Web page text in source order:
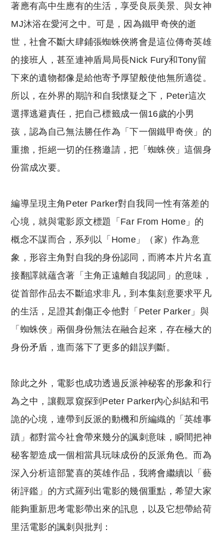
著應有高中生應有的生活，享受良辰美景、與女神
MJ沐浴在愛河之中。可是，因為鐵甲奇俠的逝
世，社會不斷大肆鋪張蜘蛛俠將會是這位傳奇英雄
的接班人，甚至連神盾局局長Nick Fury和Tony留
下來的遺物都像是給他寄予厚望般使他無所適從。
所以，在外界的期許和自我懷疑之下，Peter這次
選擇逃避責任，把自己標籤成一個16歲的小男
孩，認為自己無法勝任作為「下一個鐵甲奇俠」的
重擔，拒絕一切的任務邀請，把「蜘蛛俠」這個身
份當成次要。
編導呈現主角Peter Parker對自我同一性有落差的
心境，就與電影原文標題「Far From Home」的
概念不謀而合，系列以「Home」（家）作為意
象，形容主角對自我的身份認同，而將本片片名直
接翻譯就蘊含著「主角正遠離自我認同」的意味，
從首部作品去不斷追求非凡，到本集刻意要求平凡
的生活，足證其創傷正令他對「Peter Parker」與
「蜘蛛俠」兩個身份無法在融合起來，存在極大的
身份矛盾，進而落下了更多的錯誤判斷。
除此之外，電影也成功透過反派神秘客的形象和行
為之中，讓觀眾窺探到Peter Parker內心糾結和弔
詭的心境，連帶到反派的動機和所編織的「英雄事
蹟」都對當今社會帶來幾分的諷刺意味，瞬間把神
秘客塑造成一個相當具玩味成份的反派角色。而為
深入分析這部驚喜的英雄作品，我將會繼續以「藝
術評鑑」的方式羅列出電影的幾個重點，希望大家
能夠重新思考電影帶出來的訊息，以及它想帶給荷
里活電影的諷刺與批判：